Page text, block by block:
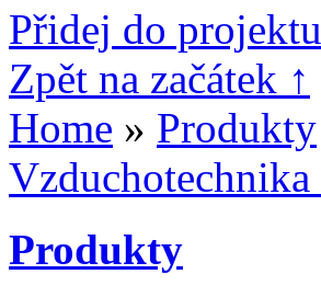
Přidej do projektu
Zpět na začátek ↑
Home » Produkty
Vzduchotechnika
Produkty